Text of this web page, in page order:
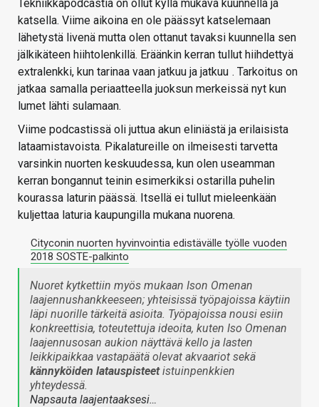
Tekniikkapodcastiä on ollut kyllä mukava kuunnella ja
katsella. Viime aikoina en ole päässyt katselemaan
lähetystä livenä mutta olen ottanut tavaksi kuunnella sen
jälkikäteen hiihtolenkillä. Eräänkin kerran tullut hiihdettyä
extralenkki, kun tarinaa vaan jatkuu ja jatkuu . Tarkoitus on
jatkaa samalla periaatteella juoksun merkeissä nyt kun
lumet lähti sulamaan.
Viime podcastissä oli juttua akun eliniästä ja erilaisista
lataamistavoista. Pikalatureille on ilmeisesti tarvetta
varsinkin nuorten keskuudessa, kun olen useamman
kerran bongannut teinin esimerkiksi ostarilla puhelin
kourassa laturin päässä. Itsellä ei tullut mieleenkään
kuljettaa laturia kaupungilla mukana nuorena.
Cityconin nuorten hyvinvointia edistävälle työlle vuoden
2018 SOSTE-palkinto
Nuoret kytkettiin myös mukaan Ison Omenan
laajennushankkeeseen; yhteisissä työpajoissa käytiin
läpi nuorille tärkeitä asioita. Työpajoissa nousi esiin
konkreettisia, toteutettuja ideoita, kuten Iso Omenan
laajennusosan aukion näyttävä kello ja lasten
leikkipaikkaa vastapäätä olevat akvaariot sekä
kännyköiden latauspisteetistuinpenkkien
yhteydessä.
Napsauta laajentaaksesi…